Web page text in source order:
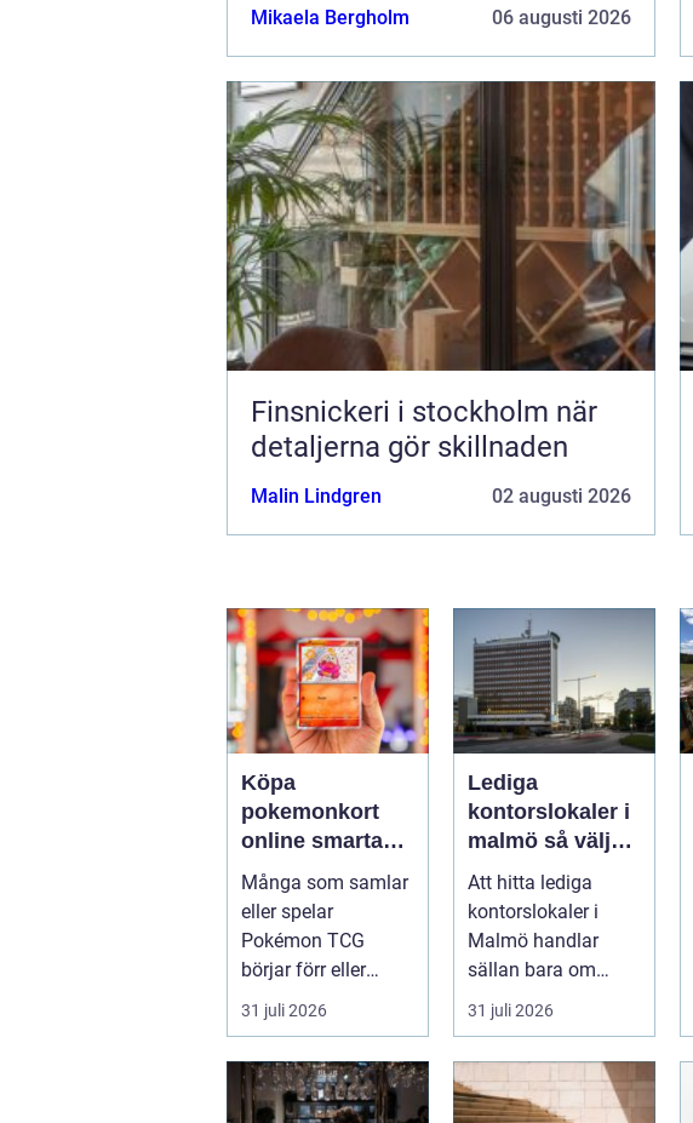
Mikaela Bergholm 06 augusti 2026
Finsnickeri i stockholm när
detaljerna gör skillnaden
Malin Lindgren 02 augusti 2026
Köpa
pokemonkort
online smarta
val för samlare
och spelare
Många som samlar
eller spelar
Pokémon TCG
börjar förr eller
senare fundera på
hur de kan köpa
kort p...
31 juli 2026
Lediga
kontorslokaler i
malmö så väljer
företag rätt läge
och lokal
Att hitta lediga
kontorslokaler i
Malmö handlar
sällan bara om
kvadratmeter och
hyra. För många
före...
31 juli 2026